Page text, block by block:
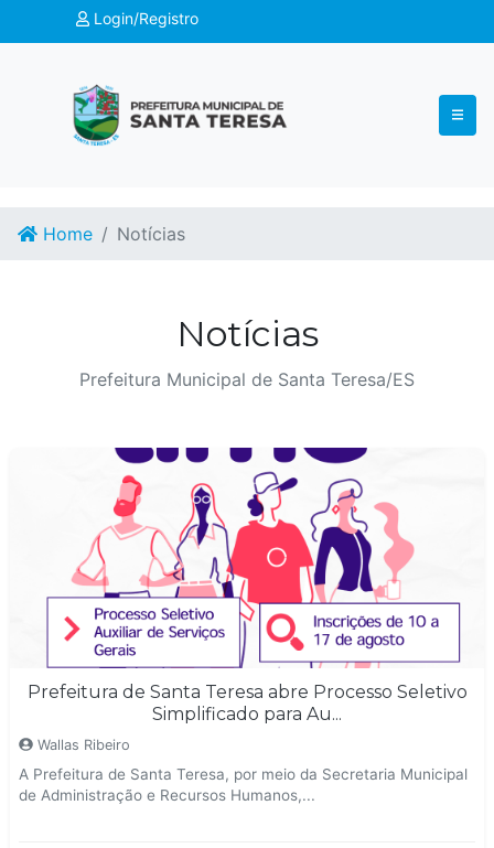
Login/Registro
Home Notícias
Notícias
Prefeitura Municipal de Santa Teresa/ES
Prefeitura de Santa Teresa abre Processo Seletivo
Simplificado para Au...
Wallas Ribeiro
A Prefeitura de Santa Teresa, por meio da Secretaria Municipal
de Administração e Recursos Humanos,...